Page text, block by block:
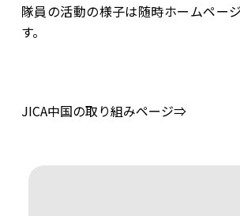
隊員の活動の様子は随時ホームペー
す。
JICA中国の取り組みページ⇒